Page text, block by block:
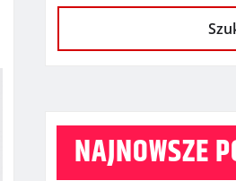
NAJNOWSZE